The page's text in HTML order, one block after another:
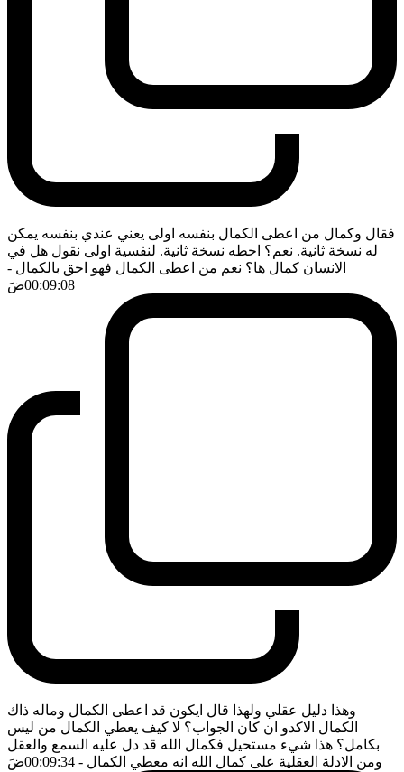
فقال وكمال من اعطى الكمال بنفسه اولى يعني عندي بنفسه يمكن
له نسخة ثانية. نعم؟ احطه نسخة ثانية. لنفسية اولى نقول هل في
الانسان كمال ها؟ نعم من اعطى الكمال فهو احق بالكمال -
00:09:08ضَ
وهذا دليل عقلي ولهذا قال ايكون قد اعطى الكمال وماله ذاك
الكمال الاكدو ان كان الجواب؟ لا كيف يعطي الكمال من ليس
بكامل؟ هذا شيء مستحيل فكمال الله قد دل عليه السمع والعقل
ومن الادلة العقلية على كمال الله انه معطي الكمال - 00:09:34 ضَ